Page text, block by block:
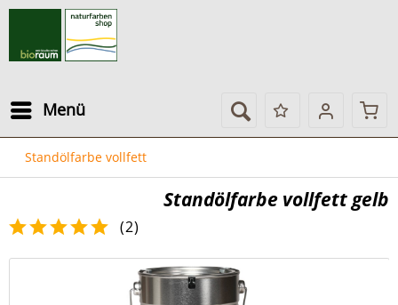
Menü
Standölfarbe vollfett
Standölfarbe vollfett gelb
(2)